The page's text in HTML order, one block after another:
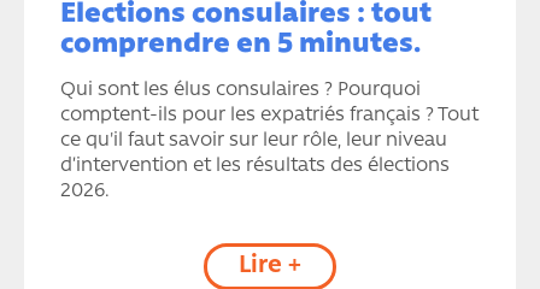
Elections consulaires : tout
comprendre en 5 minutes.
Qui sont les élus consulaires ? Pourquoi
comptent-ils pour les expatriés français ? Tout
ce qu'il faut savoir sur leur rôle, leur niveau
d’intervention et les résultats des élections
2026.
Lire +